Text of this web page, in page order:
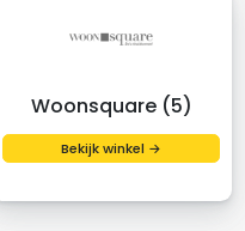
Woonsquare (5)
Bekijk winkel →